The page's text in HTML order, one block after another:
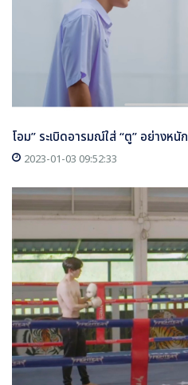
โอม” ระเบิดอารมณ์ใส่ “ตู” อย่างหนัก
2023-01-03 09:52:33